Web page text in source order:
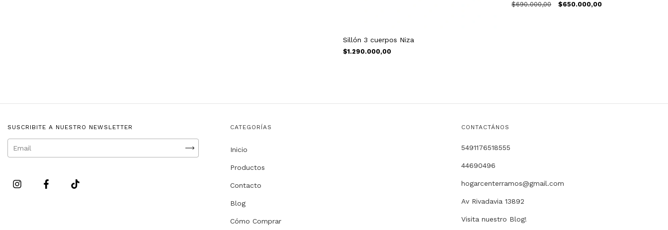
Sillón 3 cuerpos Niza
$1.290.000,00
$690.000,00 $650.000,00
SUSCRIBITE A NUESTRO NEWSLETTER CATEGORÍAS
Inicio
Productos
Contacto
Blog
Cómo Comprar
CONTACTÁNOS
5491176518555
44690496
hogarcenterramos@gmail.com
Av Rivadavia 13892
Visita nuestro Blog!